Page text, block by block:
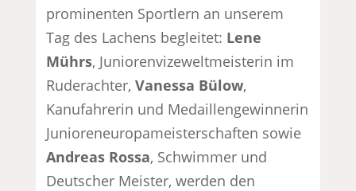
prominenten Sportlern an unserem
Tag des Lachens begleitet: Lene
Mührs, Juniorenvizeweltmeisterin im
Ruderachter,Vanessa Bülow,
Kanufahrerin und Medaillengewinnerin
Junioreneuropameisterschaften sowie
Andreas Rossa, Schwimmer und
Deutscher Meister, werden den